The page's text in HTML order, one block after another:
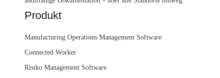
Produkt
Manufacturing Operations Management Software
Connected Worker
Risiko Management Software